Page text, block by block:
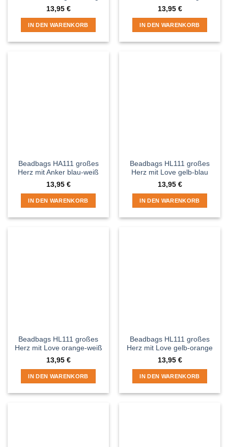
13,95 €
IN DEN WARENKORB
13,95 €
IN DEN WARENKORB
Beadbags HA111 großes
Herz mit Anker blau-weiß
13,95 €
IN DEN WARENKORB
Beadbags HL111 großes
Herz mit Love gelb-blau
13,95 €
IN DEN WARENKORB
Beadbags HL111 großes
Herz mit Love orange-weiß
13,95 €
IN DEN WARENKORB
Beadbags HL111 großes
Herz mit Love gelb-orange
13,95 €
IN DEN WARENKORB